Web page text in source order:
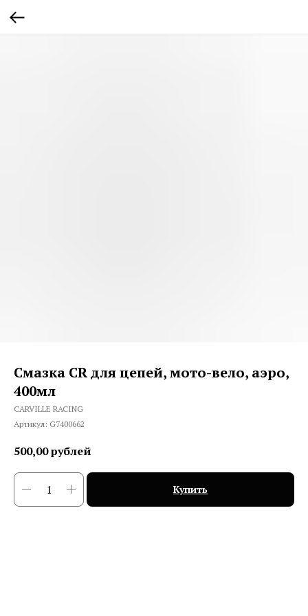
Смазка CR для цепей, мото-вело, аэро,
400мл
CARVILLE RACING
Артикул: G7400662
500,00рублей
Купить